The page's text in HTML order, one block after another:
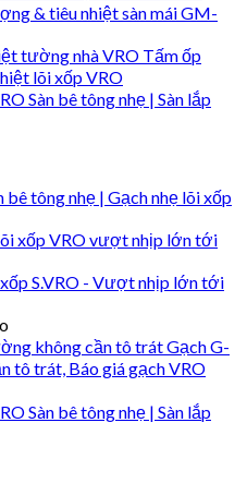
& tiêu nhiệt sàn mái GM-
Tấm ốp
lõi xốp VRO
Sàn bê tông nhẹ | Sàn lắp
bê tông nhẹ | Gạch nhẹ lõi xốp
S.VRO - Vượt nhịp lớn tới
Gạch G-
tô trát, Báo giá gạch VRO
Sàn bê tông nhẹ | Sàn lắp